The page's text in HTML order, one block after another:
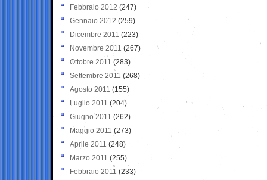
Febbraio 2012 (247)
Gennaio 2012 (259)
Dicembre 2011 (223)
Novembre 2011 (267)
Ottobre 2011 (283)
Settembre 2011 (268)
Agosto 2011 (155)
Luglio 2011 (204)
Giugno 2011 (262)
Maggio 2011 (273)
Aprile 2011 (248)
Marzo 2011 (255)
Febbraio 2011 (233)